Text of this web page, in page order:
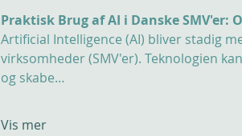
Praktisk Brug af AI i Danske
Artificial Intelligence (AI) bliver stadig
virksomheder (SMV'er). Teknologien
og skabe…
Vis mer